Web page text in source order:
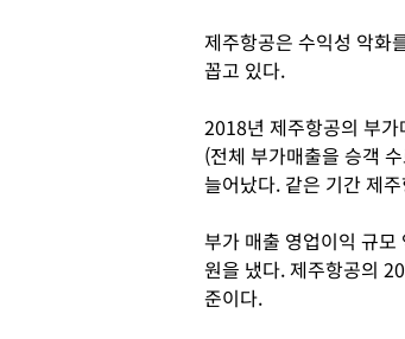
제주항공은 수익성 악화
꼽고 있다.
2018년 제주항공의 부
(전체 부가매출을 승객
늘어났다. 같은 기간 제
부가 매출 영업이익 규
원을 냈다. 제주항공의
준이다.